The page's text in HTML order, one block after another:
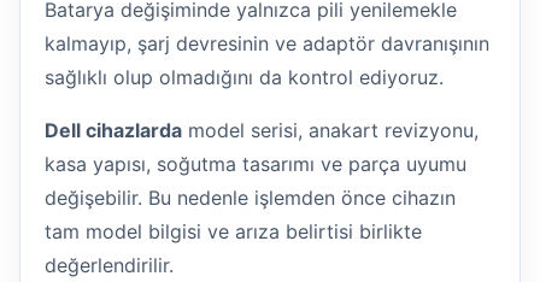
Batarya değişiminde yalnızca pili yenilemekle
kalmayıp, şarj devresinin ve adaptör davranışının
sağlıklı olup olmadığını da kontrol ediyoruz.
Dell cihazlarda model serisi, anakart revizyonu,
kasa yapısı, soğutma tasarımı ve parça uyumu
değişebilir. Bu nedenle işlemden önce cihazın
tam model bilgisi ve arıza belirtisi birlikte
değerlendirilir.